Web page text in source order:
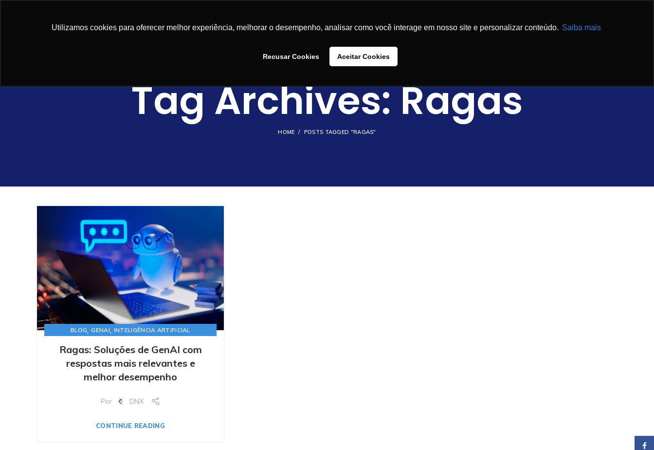
Utilizamos cookies para oferecer melhor experiência, melhorar o desempenho, analisar como você interage em nosso site e personalizar conteúdo. Saiba mais
Recusar Cookies Aceitar Cookies
NOSSAS SOLUÇÕES CASES DE SUCESSO BLOG CONTEÚDOS SAIBA MAIS ENTRE EM CONTATO
Tag Archives: Ragas
HOME POSTS TAGGED "RAGAS"
BLOG,GENAI, INTELIGÊNCIA ARTIFICIAL
Ragas: Soluções de GenAI com
respostas mais relevantes e
melhor desempenho
Por DNX
CONTINUE READING